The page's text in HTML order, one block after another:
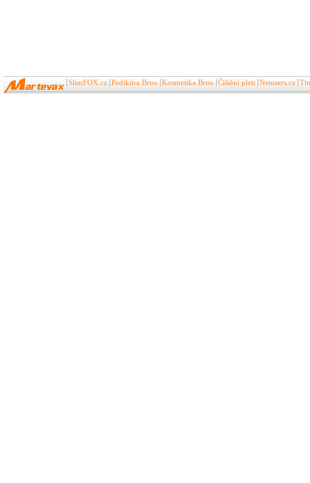
SlimFOX.cz Pedikúra Brno Kosmetika Brno Čištění pleti Netusers.cz